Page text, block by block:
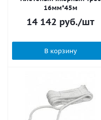
16мм*45м
14 142 руб./шт
В корзину